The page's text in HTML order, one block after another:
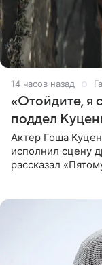
14 часов назад
«Отойдите, я
поддел
Актер Гоша
исполнил сцену
рассказал